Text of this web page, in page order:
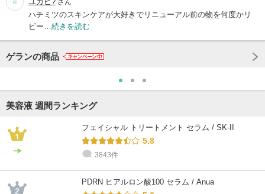
さん
ハチミツのスキンケアが大好きでリニューアル前の物を何度かリ
ピー…続きを読む
ゲランの商品
美容液 週間ランキング
フェイシャル トリートメント セラム / SK-II
5.8
3843件
PDRN ヒアルロン酸100 セラム / Anua